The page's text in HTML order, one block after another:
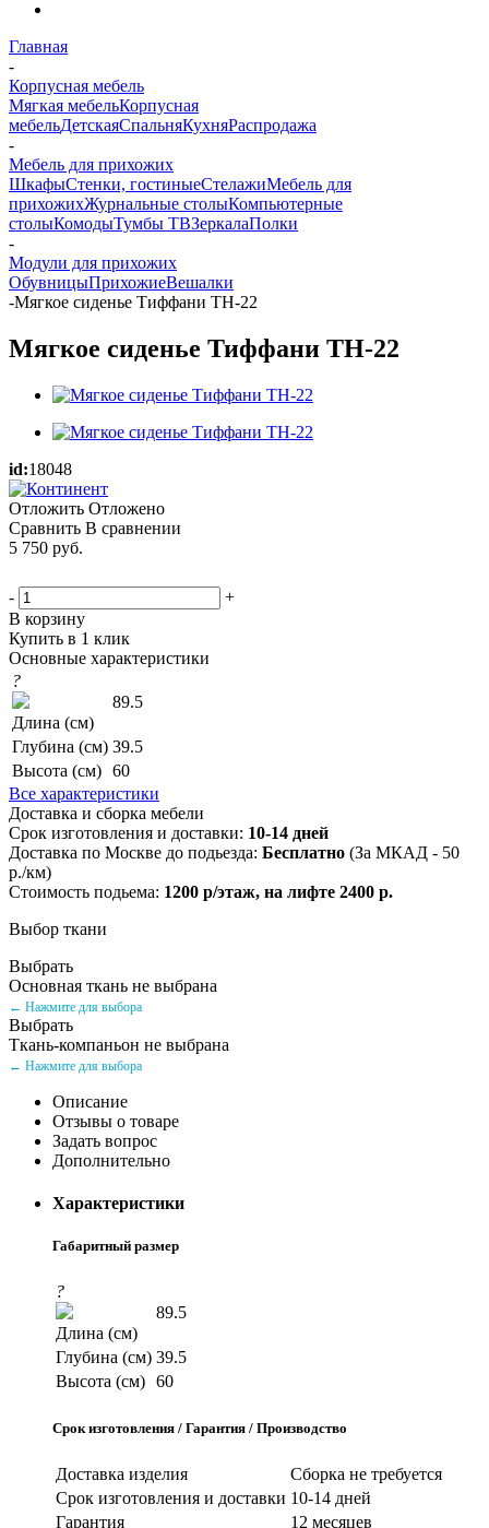
Главная
-
Корпусная мебель
Мягкая мебельКорпусная
мебельДетскаяСпальняКухняРаспродажа
-
Мебель для прихожих
ШкафыСтенки, гостиныеСтелажиМебель для
прихожихЖурнальные столыКомпьютерные
столыКомодыТумбы ТВЗеркалаПолки
-
Модули для прихожих
ОбувницыПрихожиеВешалки
-Мягкое сиденье Тиффани ТН-22
Мягкое сиденье Тиффани ТН-22
id:18048
Отложить Отложено
Сравнить В сравнении
5 750 руб.
-
+
В корзину
Купить в 1 клик
Основные характеристики
?
Длина (см)
89.5
Глубина (см) 39.5
Высота (см) 60
Все характеристики
Доставка и сборка мебели
Срок изготовления и доставки: 10-14 дней
Доставка по Москве до подьезда: Бесплатно (За МКАД - 50
р./км)
Стоимость подьема: 1200 р/этаж, на лифте 2400 р.
Выбор ткани
Выбрать
Основная ткань не выбрана
← Нажмите для выбора
Выбрать
Ткань-компаньон не выбрана
← Нажмите для выбора
Описание
Отзывы о товаре
Задать вопрос
Дополнительно
Характеристики
Габаритный размер
?
Длина (см)
89.5
Глубина (см) 39.5
Высота (см) 60
Срок изготовления / Гарантия / Производство
Доставка изделия
Сборка не требуется
Срок изготовления и доставки 10-14 дней
Гарантия
12 месяцев